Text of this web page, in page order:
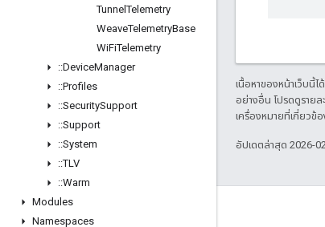
TunnelTelemetry
WeaveTelemetryBase
WiFiTelemetry
::DeviceManager
::Profiles
::SecuritySupport
::Support
::System
::TLV
::Warm
Modules
Namespaces
เนื้อหาของหน้าเว็บนี้
อย่างอื่น โปรดดูรายล
เครื่องหมายที่เกี่ยวข้
อัปเดตล่าสุด 2026-